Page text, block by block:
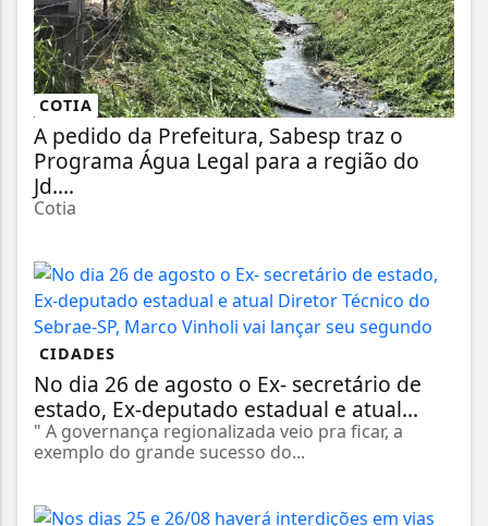
COTIA
A pedido da Prefeitura, Sabesp traz o
Programa Água Legal para a região do
Jd....
Cotia
CIDADES
No dia 26 de agosto o Ex- secretário de
estado, Ex-deputado estadual e atual...
" A governança regionalizada veio pra ficar, a
exemplo do grande sucesso do...